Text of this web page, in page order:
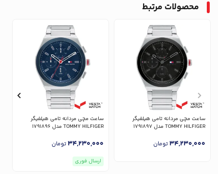
محصولات مرتبط
ساعت مچی مردانه تامی هیلفیگر
TOMMY HILFIGER مدل 1791897
34,230,000تومان
ساعت مچی مردانه تامی هیلفیگر
TOMMY HILFIGER مدل 1791896
34,230,000تومان
ارسال فوری